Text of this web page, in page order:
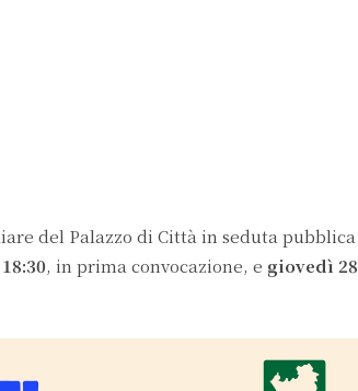
del Palazzo di Città in seduta pubblica
18:30, in prima convocazione, e giovedì 28